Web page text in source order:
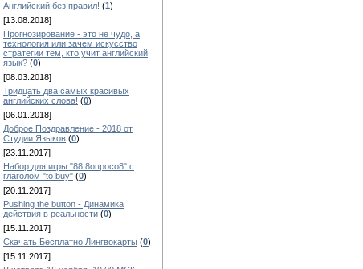
Английский без правил! (1)
[13.08.2018]
Прогнозирование - это не чудо, а
технология или зачем искусство
стратегии тем, кто учит английский
язык? (0)
[08.03.2018]
Тридцать два самых красивых
английских слова! (0)
[06.01.2018]
Доброе Поздравление - 2018 от
Студии Языков (0)
[23.11.2017]
Набор для игры "88 8опросо8" с
глаголом "to buy" (0)
[20.11.2017]
Pushing the button - Динамика
действия в реальности (0)
[15.11.2017]
Скачать Бесплатно Лингвокарты (0)
[15.11.2017]